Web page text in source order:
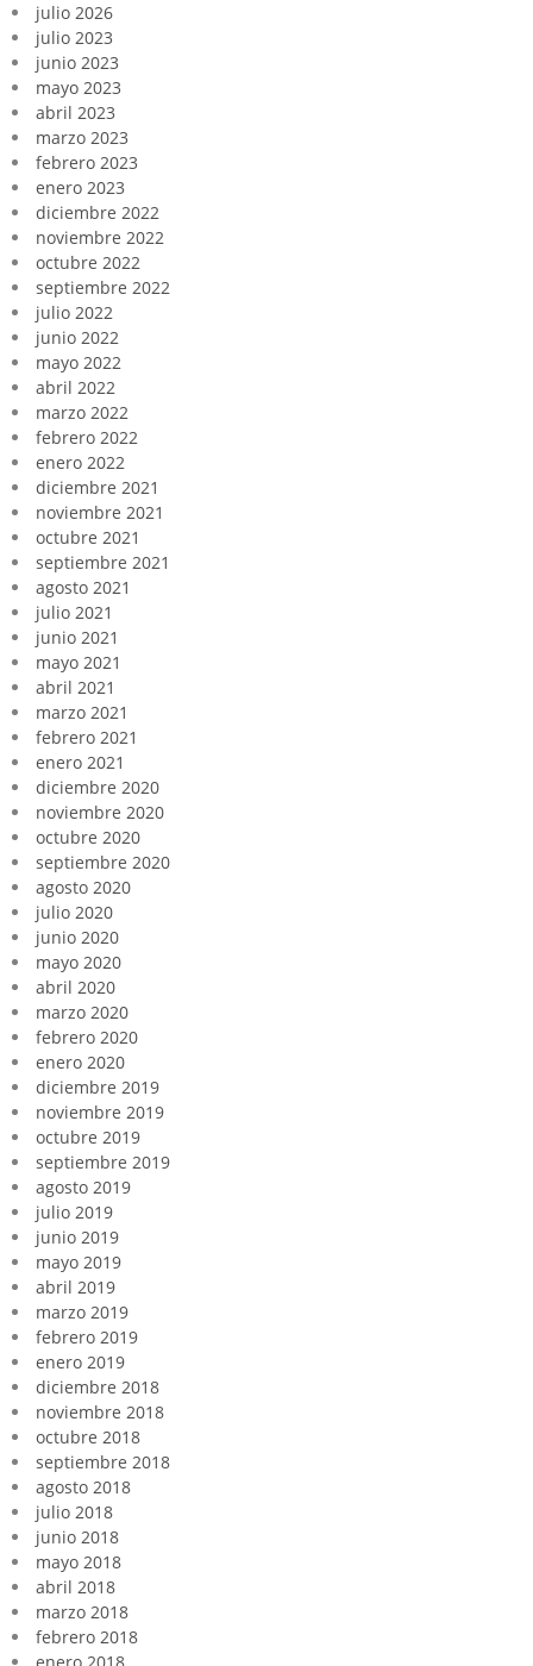
julio 2026
julio 2023
junio 2023
mayo 2023
abril 2023
marzo 2023
febrero 2023
enero 2023
diciembre 2022
noviembre 2022
octubre 2022
septiembre 2022
julio 2022
junio 2022
mayo 2022
abril 2022
marzo 2022
febrero 2022
enero 2022
diciembre 2021
noviembre 2021
octubre 2021
septiembre 2021
agosto 2021
julio 2021
junio 2021
mayo 2021
abril 2021
marzo 2021
febrero 2021
enero 2021
diciembre 2020
noviembre 2020
octubre 2020
septiembre 2020
agosto 2020
julio 2020
junio 2020
mayo 2020
abril 2020
marzo 2020
febrero 2020
enero 2020
diciembre 2019
noviembre 2019
octubre 2019
septiembre 2019
agosto 2019
julio 2019
junio 2019
mayo 2019
abril 2019
marzo 2019
febrero 2019
enero 2019
diciembre 2018
noviembre 2018
octubre 2018
septiembre 2018
agosto 2018
julio 2018
junio 2018
mayo 2018
abril 2018
marzo 2018
febrero 2018